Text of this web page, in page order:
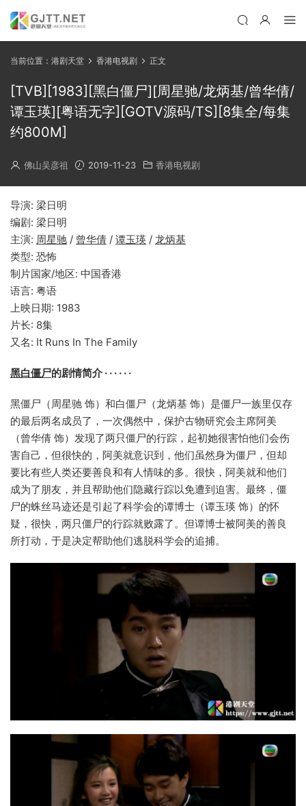
当前位置： 港剧天堂 香港电视剧 正文
[TVB][1983][黑白僵尸][周星驰/龙炳基/曾华倩/
谭玉瑛][粤语无字][GOTV源码/TS][8集全/每集
约800M]
佛山吴彦祖 2019-11-23 香港电视剧
导演: 梁日明
编剧: 梁日明
主演: 周星驰 / 曾华倩 / 谭玉瑛 / 龙炳基
类型: 恐怖
制片国家/地区: 中国香港
语言: 粤语
上映日期: 1983
片长: 8集
又名: It Runs In The Family
黑白僵尸的剧情简介 · · · · · ·
黑僵尸（周星驰 饰）和白僵尸（龙炳基 饰）是僵尸一族里仅存
的最后两名成员了，一次偶然中，保护古物研究会主席阿美
（曾华倩 饰）发现了两只僵尸的行踪，起初她很害怕他们会伤
害自己，但很快的，阿美就意识到，他们虽然身为僵尸，但却
要比有些人类还要善良和有人情味的多。很快，阿美就和他们
成为了朋友，并且帮助他们隐藏行踪以免遭到迫害。最终，僵
尸的蛛丝马迹还是引起了科学会的谭博士（谭玉瑛 饰）的怀
疑，很快，两只僵尸的行踪就败露了。但谭博士被阿美的善良
所打动，于是决定帮助他们逃脱科学会的追捕。